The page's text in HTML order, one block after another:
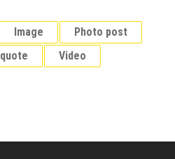
Image
Photo post
quote
Video